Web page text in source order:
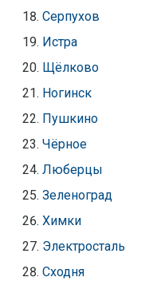
Серпухов
Истра
Щёлково
Ногинск
Пушкино
Чёрное
Люберцы
Зеленоград
Химки
Электросталь
Сходня